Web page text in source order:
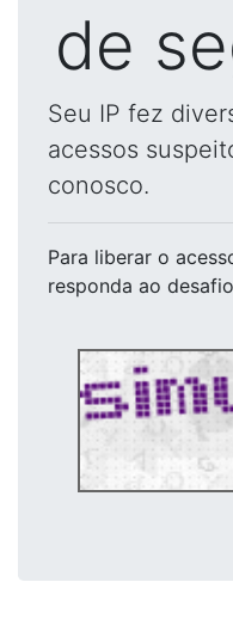
de
Seu IP fez
acessos
conosco.
Para liberar o
responda ao